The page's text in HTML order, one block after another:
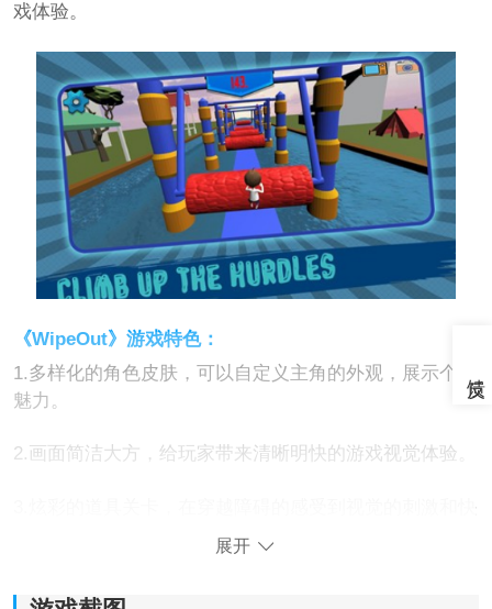
戏体验。
《WipeOut》游戏特色：
1.多样化的角色皮肤，可以自定义主角的外观，展示个性
魅力。
2.画面简洁大方，给玩家带来清晰明快的游戏视觉体验。
3.炫彩的道具关卡，在穿越障碍的感受到视觉的刺激和快
展开